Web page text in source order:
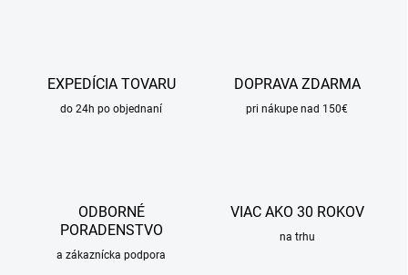
EXPEDÍCIA TOVARU
do 24h po objednaní
DOPRAVA ZDARMA
pri nákupe nad 150€
ODBORNÉ
PORADENSTVO
a zákaznícka podpora
VIAC AKO 30 ROKOV
na trhu